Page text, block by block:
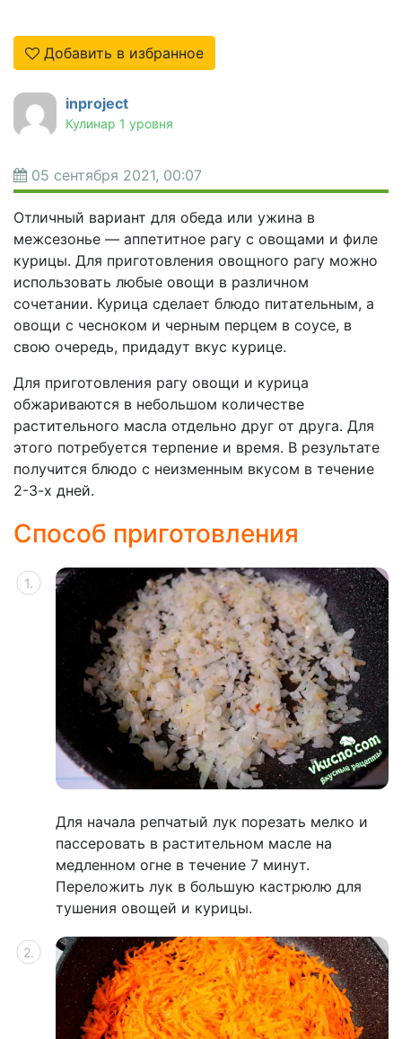
Добавить в избранное
inproject
Кулинар 1 уровня
05 сентября 2021, 00:07
Отличный вариант для обеда или ужина в
межсезонье — аппетитное рагу с овощами и филе
курицы. Для приготовления овощного рагу можно
использовать любые овощи в различном
сочетании. Курица сделает блюдо питательным, а
овощи с чесноком и черным перцем в соусе, в
свою очередь, придадут вкус курице.
Для приготовления рагу овощи и курица
обжариваются в небольшом количестве
растительного масла отдельно друг от друга. Для
этого потребуется терпение и время. В результате
получится блюдо с неизменным вкусом в течение
2-3-х дней.
Способ приготовления
Для начала репчатый лук порезать мелко и
пассеровать в растительном масле на
медленном огне в течение 7 минут.
Переложить лук в большую кастрюлю для
тушения овощей и курицы.